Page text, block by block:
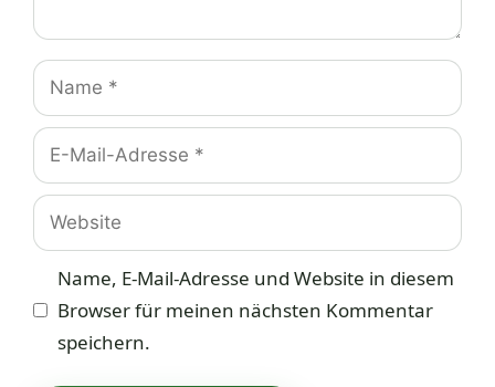
Name
E-
Mail-
Adresse
Website
Name, E-Mail-Adresse und Website in diesem
Browser für meinen nächsten Kommentar
speichern.